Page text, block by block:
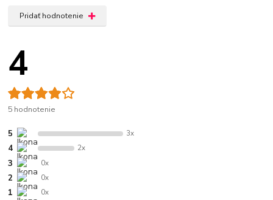
Pridať hodnotenie
4
5 hodnotenie
5 3x
4 2x
3 0x
2 0x
1 0x